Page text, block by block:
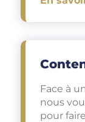
Face à
nous
pour